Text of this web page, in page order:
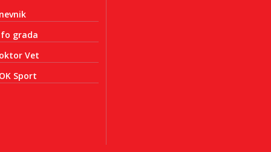
grada
Vet
Sport